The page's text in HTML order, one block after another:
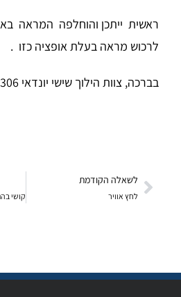
ראשית ייתכן והוחלפה המראה
לרכוש מראה בעלת אופציה כזו .
בברכה, צוות הילוך שישי יונדאי 6306*
לשאלה הקודמת
לחץ אוויר